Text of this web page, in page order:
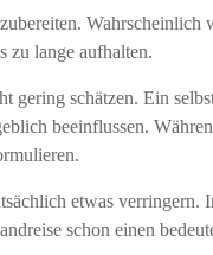
Wahrscheinlich
zu lange aufhalten.
gering schätzen. Ein
beeinflussen.
etwas verringern.
schon einen